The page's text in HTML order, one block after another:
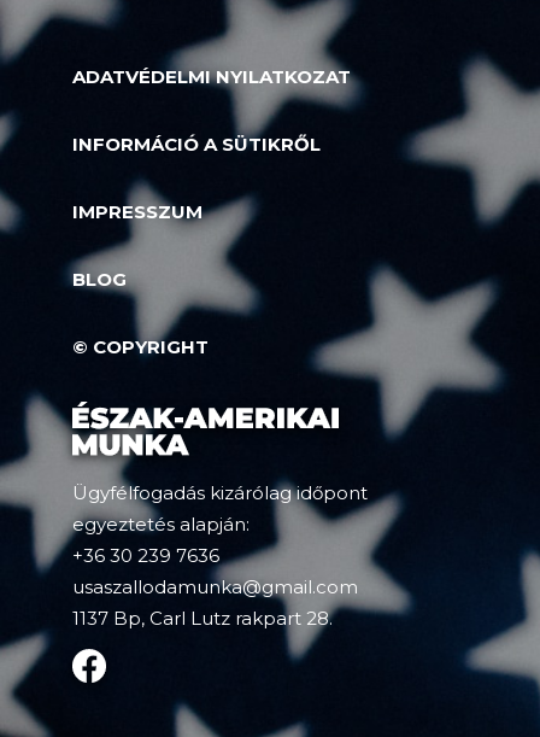
ADATVÉDELMI NYILATKOZAT
INFORMÁCIÓ A SÜTIKRŐL
IMPRESSZUM
BLOG
© COPYRIGHT
Ügyfélfogadás kizárólag időpont
egyeztetés alapján:
+36 30 239 7636
usaszallodamunka@gmail.com
1137 Bp, Carl Lutz rakpart 28.